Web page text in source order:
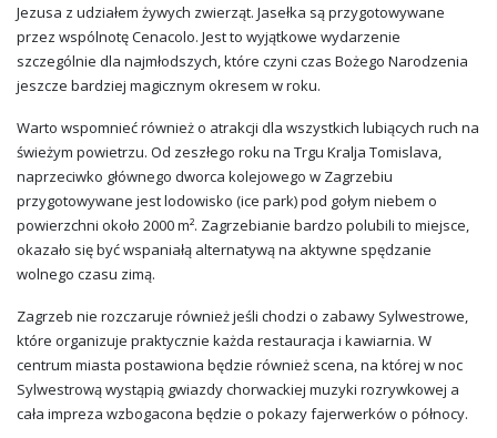
Jezusa z udziałem żywych zwierząt. Jasełka są przygotowywane
przez wspólnotę Cenacolo. Jest to wyjątkowe wydarzenie
szczególnie dla najmłodszych, które czyni czas Bożego Narodzenia
jeszcze bardziej magicznym okresem w roku.
Warto wspomnieć również o atrakcji dla wszystkich lubiących ruch na
świeżym powietrzu. Od zeszłego roku na Trgu Kralja Tomislava,
naprzeciwko głównego dworca kolejowego w Zagrzebiu
przygotowywane jest lodowisko (ice park) pod gołym niebem o
powierzchni około 2000 m². Zagrzebianie bardzo polubili to miejsce,
okazało się być wspaniałą alternatywą na aktywne spędzanie
wolnego czasu zimą.
Zagrzeb nie rozczaruje również jeśli chodzi o zabawy Sylwestrowe,
które organizuje praktycznie każda restauracja i kawiarnia. W
centrum miasta postawiona będzie również scena, na której w noc
Sylwestrową wystąpią gwiazdy chorwackiej muzyki rozrywkowej a
cała impreza wzbogacona będzie o pokazy fajerwerków o północy.